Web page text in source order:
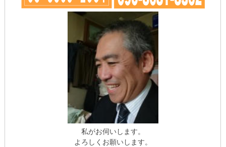
私がお伺いします。
よろしくお願いします。